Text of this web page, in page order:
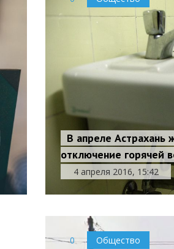
В апреле
отключение горячей
4 апреля 2016, 15:42
0 Общество